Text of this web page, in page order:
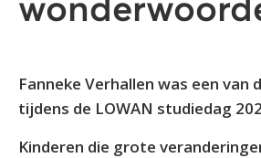
Fanneke Verhallen was een van
tijdens de LOWAN studiedag
Kinderen die grote